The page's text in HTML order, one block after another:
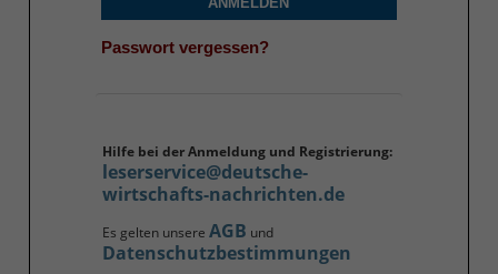
Passwort vergessen?
Hilfe bei der Anmeldung und Registrierung:
leserservice@deutsche-
wirtschafts-nachrichten.de
Es gelten unsere AGB und
Datenschutzbestimmungen